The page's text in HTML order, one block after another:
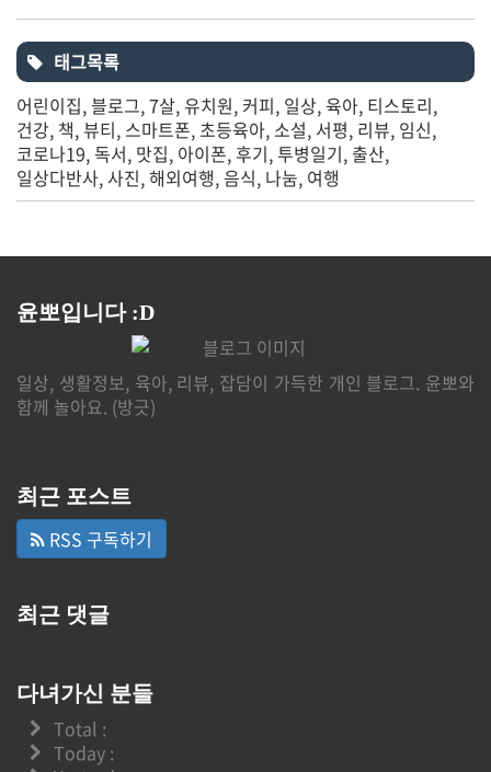
태그목록
어린이집 블로그 7살 유치원 커피 일상 육아 티스토리
건강 책 뷰티 스마트폰 초등육아 소설 서평 리뷰 임신
코로나19 독서 맛집 아이폰 후기 투병일기 출산
일상다반사 사진 해외여행 음식 나눔 여행
윤뽀입니다 :D
일상, 생활정보, 육아, 리뷰, 잡담이 가득한 개인 블로그. 윤뽀와
함께 놀아요. (방긋)
최근 포스트
RSS 구독하기
최근 댓글
다녀가신 분들
Total :
Today :